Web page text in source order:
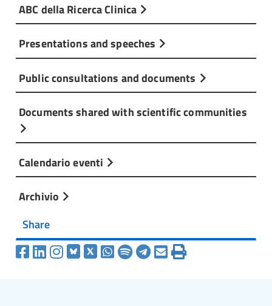
ABC della Ricerca Clinica
Presentations and speeches
Public consultations and documents
Documents shared with scientific communities
Calendario eventi
Archivio
Share